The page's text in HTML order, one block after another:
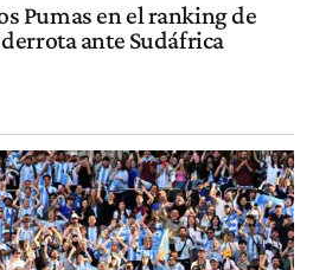
Pumas en el ranking de
ante Sudáfrica